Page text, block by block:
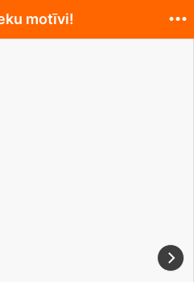
motīvi!